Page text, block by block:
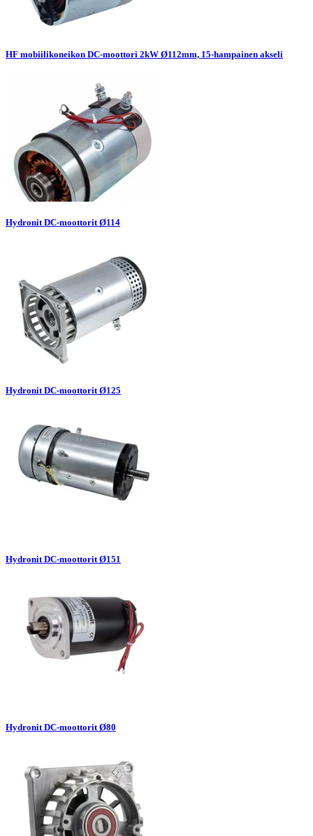
HF mobiilikoneikon DC-moottori 2kW Ø112mm, 15-hampainen akseli
Hydronit DC-moottorit Ø114
Hydronit DC-moottorit Ø125
Hydronit DC-moottorit Ø151
Hydronit DC-moottorit Ø80